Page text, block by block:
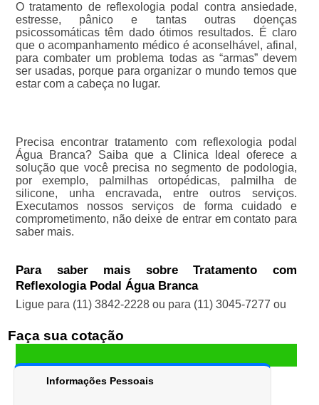
O tratamento de reflexologia podal contra ansiedade,
estresse, pânico e tantas outras doenças
psicossomáticas têm dado ótimos resultados. É claro
que o acompanhamento médico é aconselhável, afinal,
para combater um problema todas as “armas” devem
ser usadas, porque para organizar o mundo temos que
estar com a cabeça no lugar.
Precisa encontrar tratamento com reflexologia podal
Água Branca? Saiba que a Clinica Ideal oferece a
solução que você precisa no segmento de podologia,
por exemplo, palmilhas ortopédicas, palmilha de
silicone, unha encravada, entre outros serviços.
Executamos nossos serviços de forma cuidado e
comprometimento, não deixe de entrar em contato para
saber mais.
Para saber mais sobre Tratamento com
Reflexologia Podal Água Branca
Ligue para (11) 3842-2228ou para (11) 3045-7277 ou
Faça sua cotação
Informações Pessoais